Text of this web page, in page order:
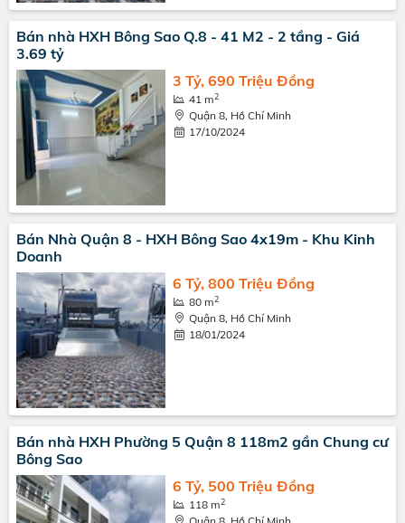
Bán nhà HXH Bông Sao Q.8 - 41 M2 - 2 tầng - Giá
3.69 tỷ
3 Tỷ, 690 Triệu Đồng
41 m2
Quận 8, Hồ Chí Minh
17/10/2024
Bán Nhà Quận 8 - HXH Bông Sao 4x19m - Khu Kinh
Doanh
6 Tỷ, 800 Triệu Đồng
80 m2
Quận 8, Hồ Chí Minh
18/01/2024
Bán nhà HXH Phường 5 Quận 8 118m2 gần Chung cư
Bông Sao
6 Tỷ, 500 Triệu Đồng
118 m2